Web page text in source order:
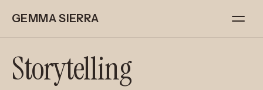
GEMMA SIERRA
Storytelling